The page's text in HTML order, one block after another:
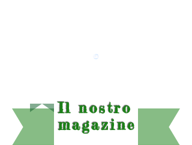
Il nostro
magazine